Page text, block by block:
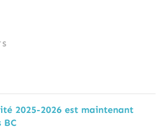
2025-2026 est maintenant
BC